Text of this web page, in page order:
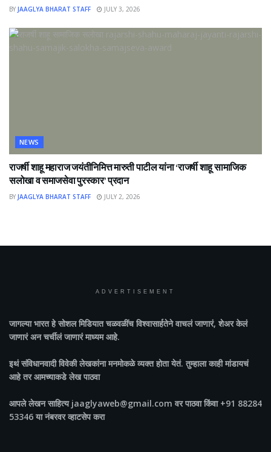
BY JAAGLYA BHARAT STAFF JULY 3, 2026
NEWS
राजर्षी शाहू महाराज जयंतीनिमित्त मारुती पाटील यांना ‘राजर्षी शाहू सामाजिक
सलोखा व समाजसेवा पुरस्कार’ प्रदान
BY JAAGLYA BHARAT STAFF JULY 2, 2026
ADVERTISEMENT
जागल्या भारतहे सोशल मिडियात चळवळींच विश्वासार्हतेने वाचलं जाणारं, शेअर केलं
जाणारं अन चर्चीलं जाणारं माध्यम आहे.
इथं संविधानवादी विवेकी लेखकांना मनमोकळे व्यक्त होता येतं. तुम्हाला काही मांडायचं
आहे तर आमच्याकडे लेख पाठवा
आपले लेखन साहित्य jaaglyaweb@gmail.com वर पाठवा किंवा +91 88284
53346 या नंबरवर व्हाटसेप करा